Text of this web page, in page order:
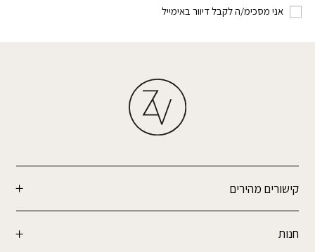
אני מסכימ/ה לקבל דיוור באימייל
קישורים מהירים
חנות